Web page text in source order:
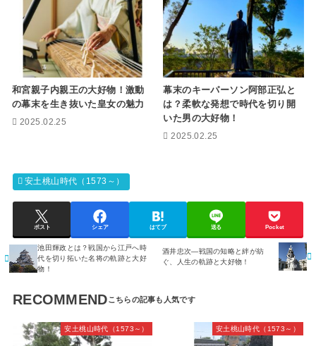
和宮親子内親王の大好物！激動
の幕末を生き抜いた皇女の魅力
2025.02.25
幕末のキーパーソン阿部正弘と
は？柔軟な発想で時代を切り開
いた男の大好物！
2025.02.25
安土桃山時代（1573～）
ポスト シェア はてブ 送る Pocket
池田輝政とは？戦国から江戸へ時
代を切り拓いた名将の軌跡と大好
物！
酒井忠次―戦国の知略と絆が紡
ぐ、人生の軌跡と大好物！
RECOMMEND
安土桃山時代（1573～） 安土桃山時代（1573～）